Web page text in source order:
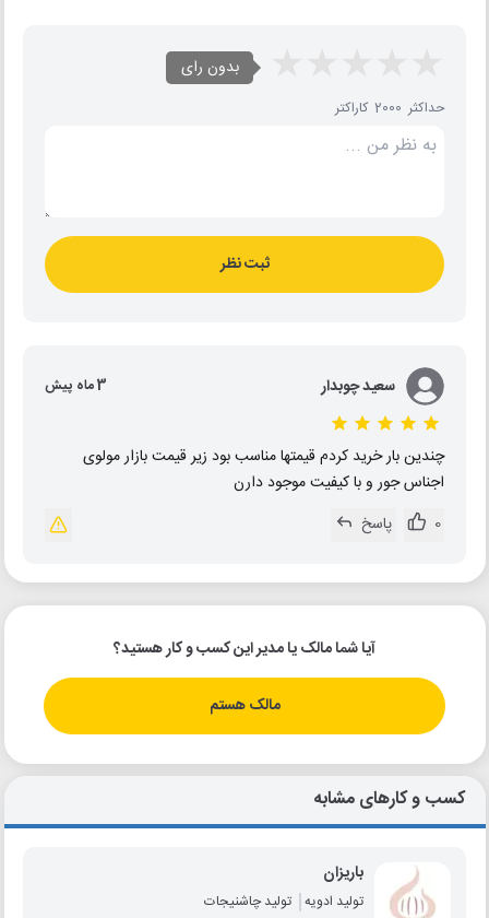
بدون رای
حداکثر 2000 کاراکتر
ثبت نظر
سعید چوبدار 3 ماه پیش
چندین بار خرید کردم قیمتها مناسب بود زیر قیمت بازار مولوی
اجناس جور و با کیفیت موجود دارن
0
پاسخ
آیا شما مالک یا مدیر این کسب و کار هستید؟
مالک هستم
کسب و کارهای مشابه
باریزان
تولید ادویه تولید چاشنیجات